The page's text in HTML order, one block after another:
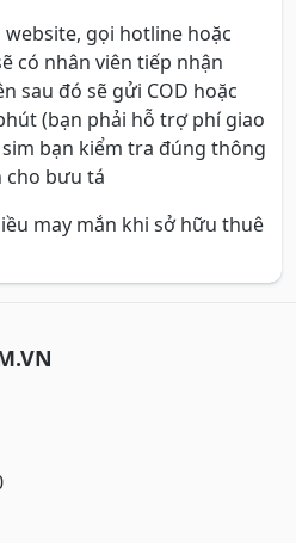
gọi hotline hoặc
có nhân viên tiếp nhận
sau đó sẽ gửi COD hoặc
(bạn phải hỗ trợ phí giao
bạn kiểm tra đúng thông
cho bưu tá
may mắn khi sở hữu thuê